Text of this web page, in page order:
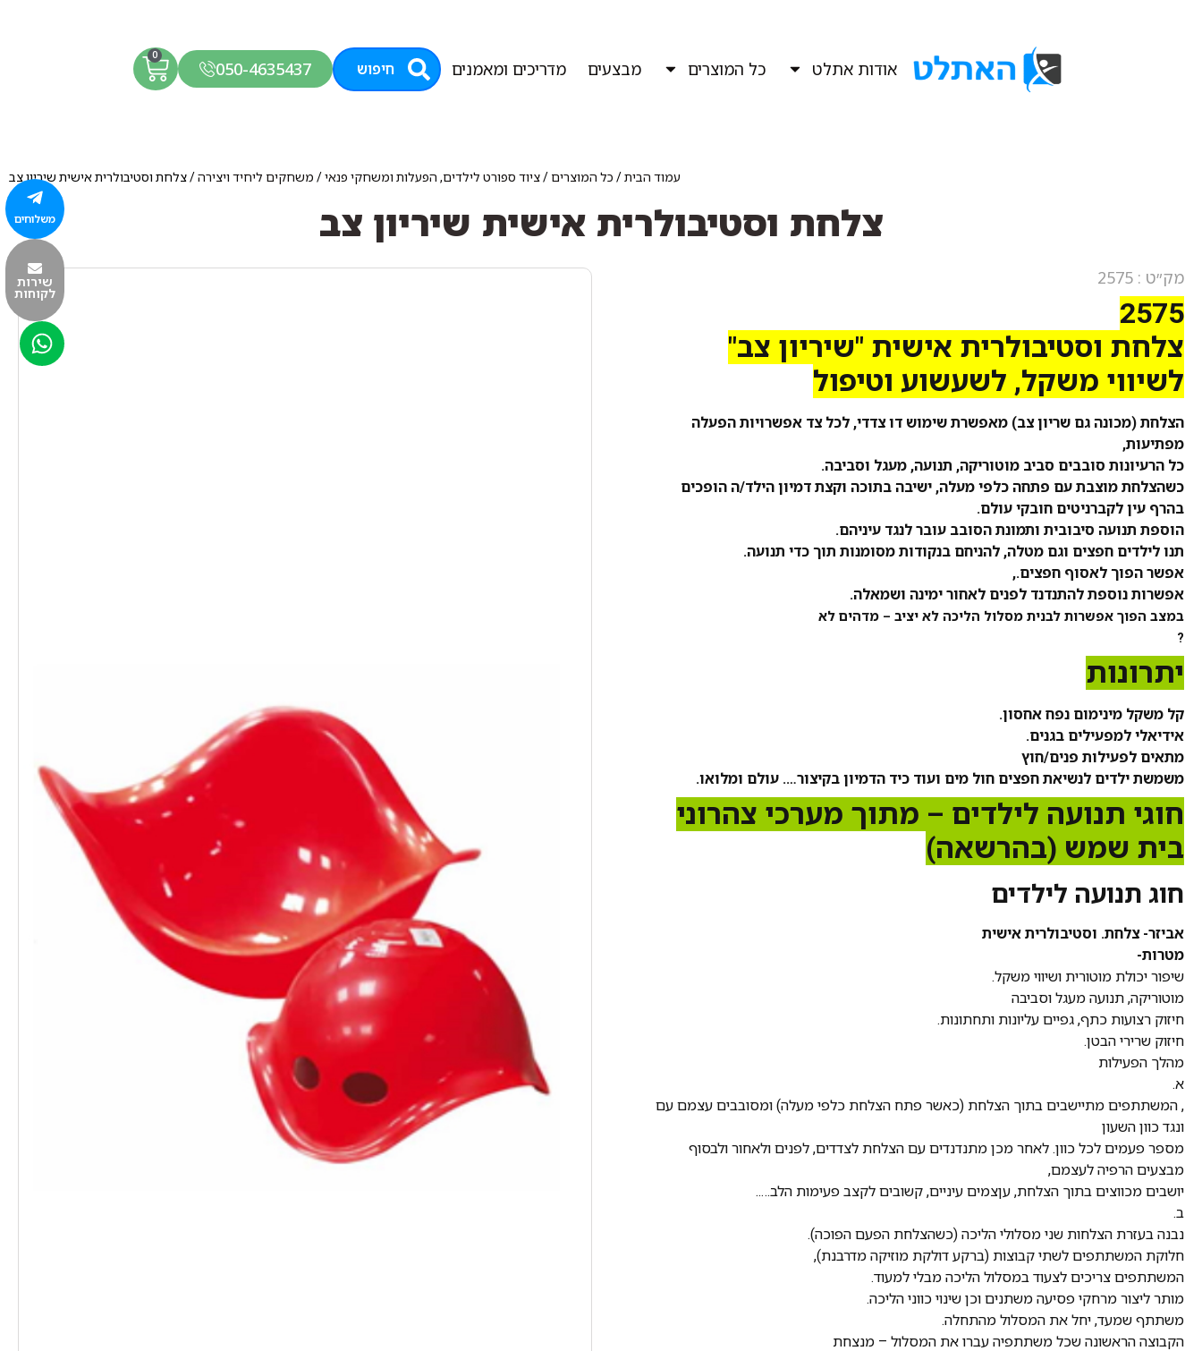
אודות אתלט כל המוצרים מבצעים מדריכים ומאמנים חיפוש 050-4635437
0
עמוד הבית/ כל המוצרים /ציוד ספורט לילדים, הפעלות ומשחקי פנאי/ משחקים ליחיד ויצירה/ צלחת וסטיבולרית אישית שיריון צב
צלחת וסטיבולרית אישית שיריון צב
מק״ט : 2575
2575
צלחת וסטיבולרית אישית "שיריון צב"
לשיווי משקל, לשעשוע וטיפול
הצלחת (מכונה גם שריון צב) מאפשרת שימוש דו צדדי, לכל צד אפשרויות הפעלה
מפתיעות,
כל הרעיונות סובבים סביב מוטוריקה, תנועה, מעגל וסביבה.
כשהצלחת מוצבת עם פתחה כלפי מעלה, ישיבה בתוכה וקצת דמיון הילד/ה הופכים
בהרף עין לקברניטים חובקי עולם.
הוספת תנועה סיבובית ותמונת הסובב עובר לנגד עיניהם.
תנו לילדים חפצים וגם מטלה, להניחם בנקודות מסומנות תוך כדי תנועה.
אפשר הפוך לאסוף חפצים.,
אפשרות נוספת להתנדנד לפנים לאחור ימינה ושמאלה.
במצב הפוך אפשרות לבנית מסלול הליכה לא יציב – מדהים לא
?
יתרונות
קל משקל מינימום נפח אחסון.
אידיאלי למפעילים בגנים.
מתאים לפעילות פנים/חוץ
משמשת ילדים לנשיאת חפצים חול מים ועוד כיד הדמיון בקיצור…. עולם ומלואו.
חוגי תנועה לילדים – מתוך מערכי צהרוני
בית שמש (בהרשאה)
חוג תנועה לילדים
אביזר- צלחת. וסטיבולרית אישית
מטרות-
שיפור יכולת מוטורית ושיווי משקל.
מוטוריקה, תנועה מעגל וסביבה
חיזוק רצועות כתף, גפיים עליונות ותחתונות.
חיזוק שרירי הבטן.
מהלך הפעילות
א.
, המשתתפים מתיישבים בתוך הצלחת (כאשר פתח הצלחת כלפי מעלה) ומסובבים עצמם עם
ונגד כוון השעון
מספר פעמים לכל כוון. לאחר מכן מתנדנדים עם הצלחת לצדדים, לפנים ולאחור ולבסוף
מבצעים הרפיה לעצמם,
יושבים מכווצים בתוך הצלחת, עןצמים עיניים, קשובים לקצב פעימות הלב…..
ב.
נבנה בעזרת הצלחות שני מסלולי הליכה (כשהצלחת הפעם הפוכה).
חלוקת המשתתפים לשתי קבוצות (ברקע דולקת מוזיקה מדרבנת),
המשתתפים צריכים לצעוד במסלול הליכה מבלי למעוד.
מותר ליצור מרחקי פסיעה משתנים וכן שינוי כווני הליכה.
משתתף שמעד, יחל את המסלול מהתחלה.
הקבוצה הראשונה שכל משתתפיה עברו את המסלול – מנצחת
משלוחים
שירות
לקוחות